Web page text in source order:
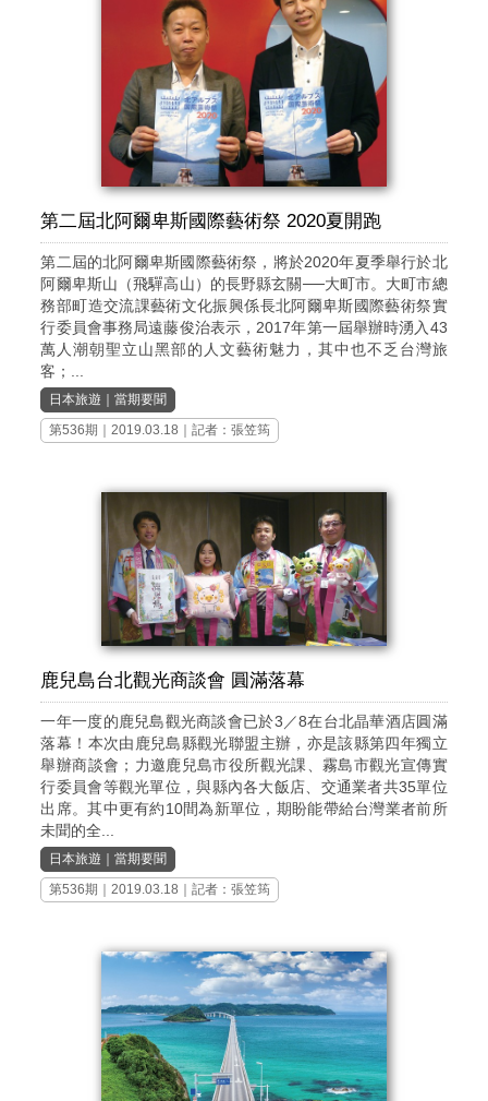
第二屆北阿爾卑斯國際藝術祭 2020夏開跑
第二屆的北阿爾卑斯國際藝術祭，將於2020年夏季舉行於北
阿爾卑斯山（飛驒高山）的長野縣玄關──大町市。大町市總
務部町造交流課藝術文化振興係長北阿爾卑斯國際藝術祭實
行委員會事務局遠藤俊治表示，2017年第一屆舉辦時湧入43
萬人潮朝聖立山黑部的人文藝術魅力，其中也不乏台灣旅
客；...
日本旅遊 ｜當期要聞
第536期 ｜2019.03.18｜記者：張笠筠
鹿兒島台北觀光商談會 圓滿落幕
一年一度的鹿兒島觀光商談會已於3／8在台北晶華酒店圓滿
落幕！本次由鹿兒島縣觀光聯盟主辦，亦是該縣第四年獨立
舉辦商談會；力邀鹿兒島市役所觀光課、霧島市觀光宣傳實
行委員會等觀光單位，與縣內各大飯店、交通業者共35單位
出席。其中更有約10間為新單位，期盼能帶給台灣業者前所
未聞的全...
日本旅遊 ｜當期要聞
第536期 ｜2019.03.18｜記者：張笠筠